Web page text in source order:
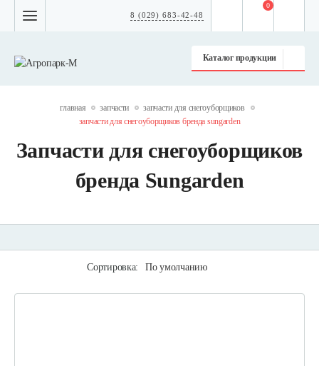
8 (029) 683-42-48
Каталог продукции
0
главная запчасти
запчасти для снегоуборщиков
запчасти для снегоуборщиков бренда sungarden
Запчасти для снегоуборщиков
бренда Sungarden
Сортировка: По умолчанию